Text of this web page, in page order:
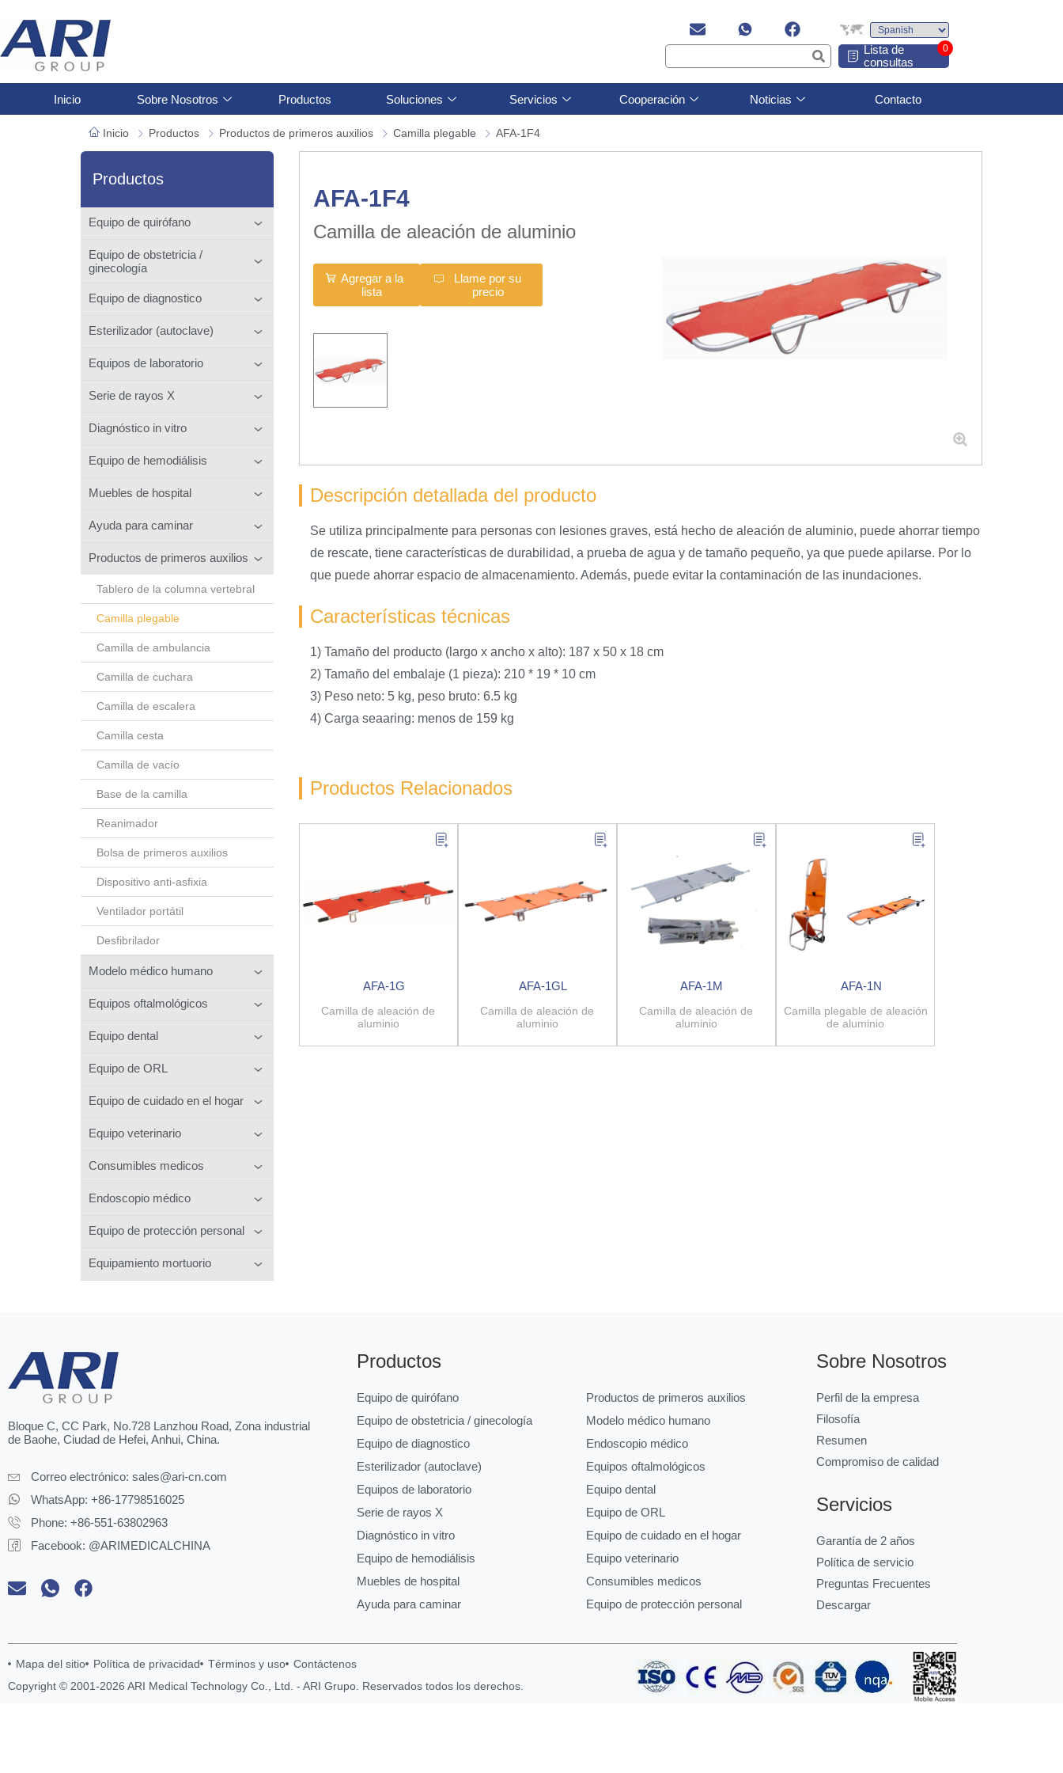
Lista de
consultas
0
Inicio Sobre Nosotros Productos Soluciones Servicios Cooperación Noticias Contacto
Inicio Productos Productos de primeros auxilios Camilla plegable AFA-1F4
Productos
Equipo de quirófano
Equipo de obstetricia /
ginecología
Equipo de diagnostico
Esterilizador (autoclave)
Equipos de laboratorio
Serie de rayos X
Diagnóstico in vitro
Equipo de hemodiálisis
Muebles de hospital
Ayuda para caminar
Productos de primeros auxilios
Tablero de la columna vertebral
Camilla plegable
Camilla de ambulancia
Camilla de cuchara
Camilla de escalera
Camilla cesta
Camilla de vacío
Base de la camilla
Reanimador
Bolsa de primeros auxilios
Dispositivo anti-asfixia
Ventilador portátil
Desfibrilador
Modelo médico humano
Equipos oftalmológicos
Equipo dental
Equipo de ORL
Equipo de cuidado en el hogar
Equipo veterinario
Consumibles medicos
Endoscopio médico
Equipo de protección personal
Equipamiento mortuorio
AFA-1F4
Camilla de aleación de aluminio
Agregar a la
lista
Llame por su
precio
Descripción detallada del producto
Se utiliza principalmente para personas con lesiones graves, está hecho de aleación de aluminio, puede ahorrar tiempo
de rescate, tiene características de durabilidad, a prueba de agua y de tamaño pequeño, ya que puede apilarse. Por lo
que puede ahorrar espacio de almacenamiento. Además, puede evitar la contaminación de las inundaciones.
Características técnicas
1) Tamaño del producto (largo x ancho x alto): 187 x 50 x 18 cm
2) Tamaño del embalaje (1 pieza): 210 * 19 * 10 cm
3) Peso neto: 5 kg, peso bruto: 6.5 kg
4) Carga seaaring: menos de 159 kg
Productos Relacionados
AFA-1G
Camilla de aleación de
aluminio
AFA-1GL
Camilla de aleación de
aluminio
AFA-1M
Camilla de aleación de
aluminio
AFA-1N
Camilla plegable de aleación
de aluminio
Bloque C, CC Park, No.728 Lanzhou Road, Zona industrial
de Baohe, Ciudad de Hefei, Anhui, China.
Correo electrónico: sales@ari-cn.com
WhatsApp: +86-17798516025
Phone: +86-551-63802963
Facebook: @ARIMEDICALCHINA
Productos
Equipo de quirófano
Equipo de obstetricia / ginecología
Equipo de diagnostico
Esterilizador (autoclave)
Equipos de laboratorio
Serie de rayos X
Diagnóstico in vitro
Equipo de hemodiálisis
Muebles de hospital
Ayuda para caminar
Productos de primeros auxilios
Modelo médico humano
Endoscopio médico
Equipos oftalmológicos
Equipo dental
Equipo de ORL
Equipo de cuidado en el hogar
Equipo veterinario
Consumibles medicos
Equipo de protección personal
Sobre Nosotros
Perfil de la empresa
Filosofía
Resumen
Compromiso de calidad
Servicios
Garantía de 2 años
Política de servicio
Preguntas Frecuentes
Descargar
Mapa del sitio Política de privacidad Términos y uso
Contáctenos
Copyright © 2001-2026 ARI Medical Technology Co., Ltd. - ARI Grupo. Reservados todos los derechos.